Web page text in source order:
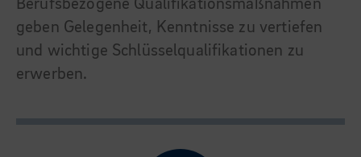
Berufsbezogene Qualifikationsmaßnahmen
geben Gelegenheit, Kenntnisse zu vertiefen
und wichtige Schlüsselqualifikationen zu
erwerben.